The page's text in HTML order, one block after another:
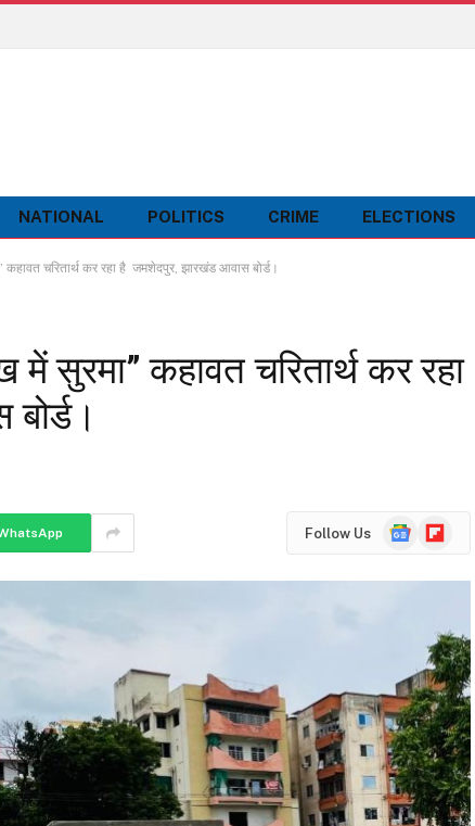
NATIONAL POLITICS CRIME ELECTIONS
चरितार्थ कर रहा है जमशेदपुर, झारखंड आवास बोर्ड।
कहावत चरितार्थ कर रहा
Follow Us
GoogleFlipboard